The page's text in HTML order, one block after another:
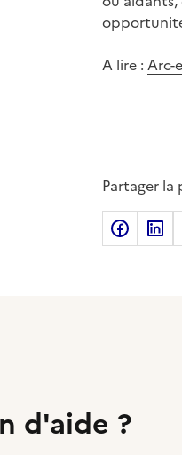
A lire : Arc-
Partager la
d'aide ?